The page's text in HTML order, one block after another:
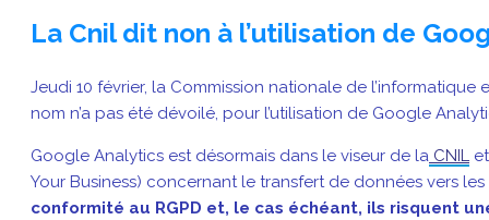
La Cnil dit non à l’utilisation de
Jeudi 10 février, la Commission nationale de
nom n’a pas été dévoilé, pour l’utilisation de Google
Google Analytics est désormais dans le viseur de la CNIL
Your Business) concernant le transfert de données vers
conformité au RGPD et, le cas échéant, ils risquent